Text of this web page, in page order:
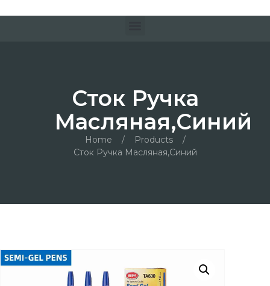
Сток Ручка
Масляная,синий
Home / Products
/
Сток Ручка Масляная,синий